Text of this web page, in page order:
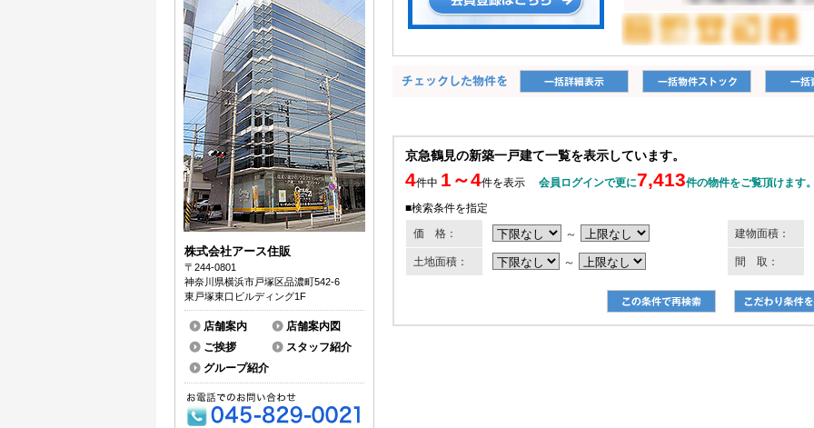
京急鶴見の新築一戸建て一覧を表示しています。
4件中 1～4件を表示 会員ログインで更に7,413件の物件をご覧頂けます
■検索条件を指定
価 格：
～ 建物面積：
土地面積： ～ 間 取：
株式会社アース住販
〒244-0801
神奈川県横浜市戸塚区品濃町542-6
東戸塚東口ビルディング1F
店舗案内
店舗案内図
ご挨拶
スタッフ紹介
グループ紹介